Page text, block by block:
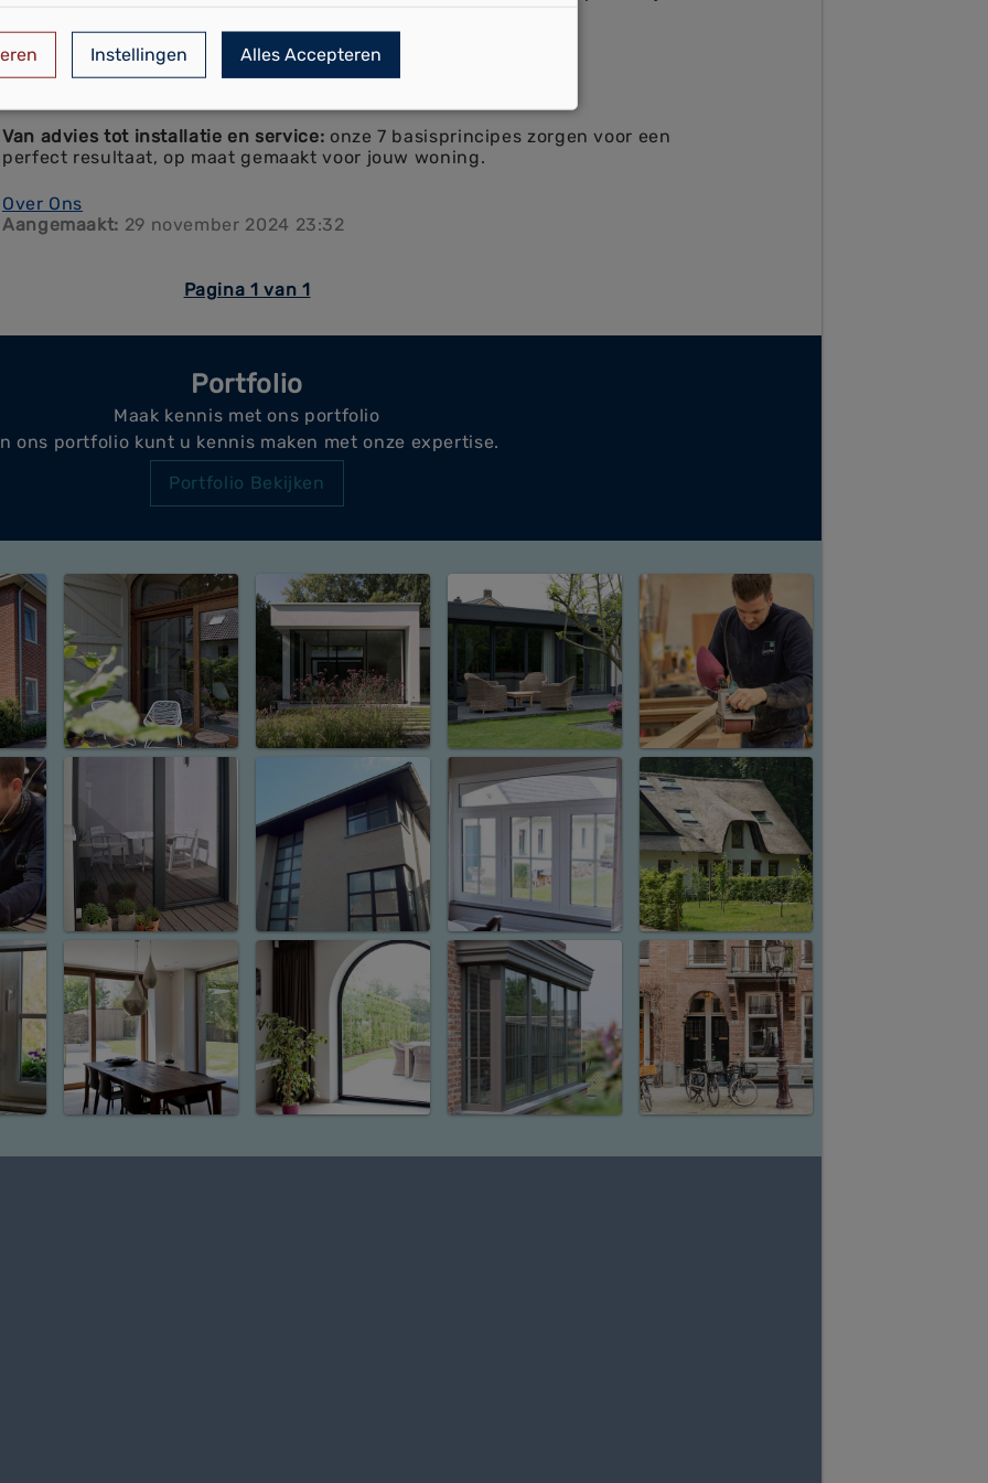
Showroom Over Ons
Aangemaakt:7 februari 2025 01:33
Onze Basisprincipes
Van advies tot installatie en service: onze 7 basisprincipes zorgen voor een
perfect resultaat, op maat gemaakt voor jouw woning.
Over Ons
Aangemaakt: 29 november 2024 23:32
Pagina 1 van 1
Portfolio
Maak kennis met ons portfolio
ons portfolio kunt u kennis maken met onze expertise.
Portfolio Bekijken
Instellingen Alles Accepteren